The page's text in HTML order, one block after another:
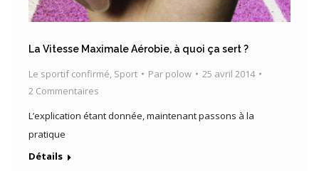
La Vitesse Maximale Aérobie, à quoi ça sert ?
Le sportif confirmé, Sport Par polow
25 avril 2014
2 Commentaires
L’explication étant donnée, maintenant passons à la
pratique
Détails